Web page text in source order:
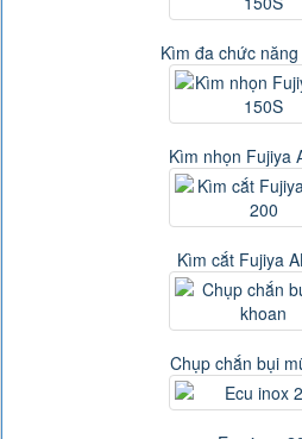
Kìm đa chức
Kìm nhọn Fujiya
Kìm cắt Fujiya
Chụp chắn bụi